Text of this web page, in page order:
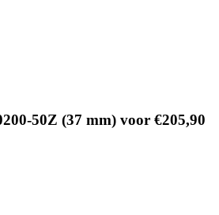
50Z (37 mm) voor €205,90